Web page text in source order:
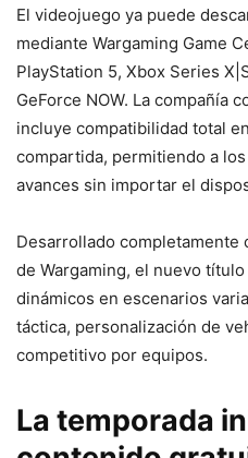
El videojuego ya puede
mediante Wargaming Game
PlayStation 5, Xbox Series
GeForce NOW. La compañía
incluye compatibilidad total
compartida, permitiendo a
avances sin importar el
Desarrollado
de Wargaming, el nuevo
dinámicos en escenarios
táctica, personalización de
competitivo por equipos.
La temporada